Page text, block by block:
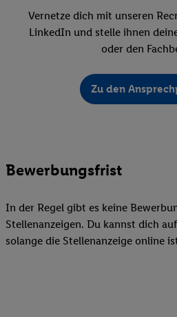
Vernetze dich mit unseren
LinkedIn und stelle ihnen
oder den
Zu den
Bewerbungsfrist
In der Regel gibt es keine
Stellenanzeigen. Du kannst dich
solange die Stellenanzeige online